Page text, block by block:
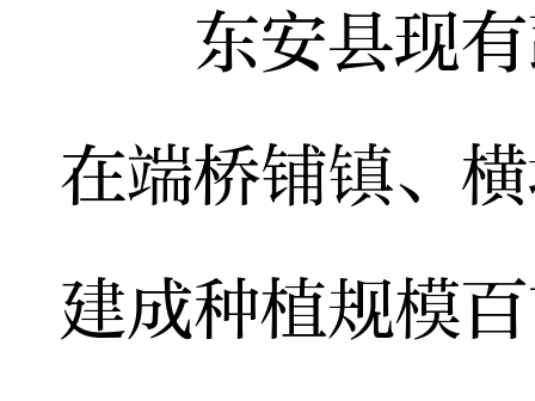
东安县现有
在端桥铺镇、
建成种植规模